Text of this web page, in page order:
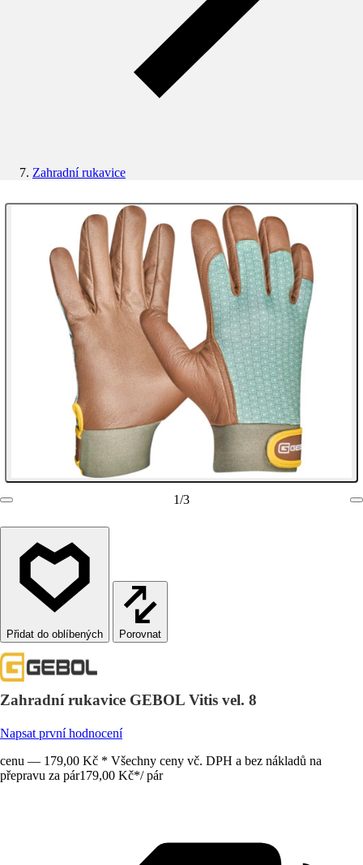
Zahradní rukavice
1/3
Porovnat
Zahradní rukavice GEBOL Vitis vel. 8
Napsat první hodnocení
cenu — 179,00 Kč * Všechny ceny vč. DPH a bez nákladů na
přepravu za pár179,00 Kč*/ pár